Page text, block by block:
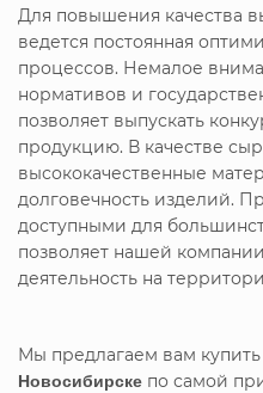
Для повышения качества
ведется постоянная
процессов. Немалое
нормативов и
позволяет выпускать
продукцию. В качестве
высококачественные
долговечность изделий.
доступными для
позволяет нашей
деятельность на
Мы предлагаем вам купить
Новосибирске по самой